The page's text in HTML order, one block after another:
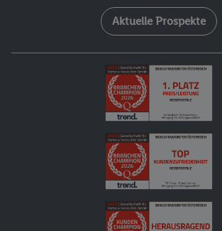
Aktuelle Prospekte